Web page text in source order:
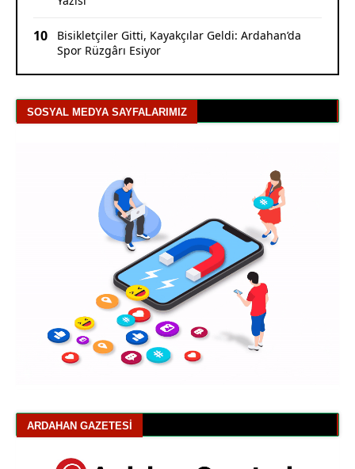
10
Bisikletçiler Gitti, Kayakçılar Geldi: Ardahan’da
Spor Rüzgârı Esiyor
SOSYAL MEDYA SAYFALARIMIZ
ARDAHAN GAZETESI